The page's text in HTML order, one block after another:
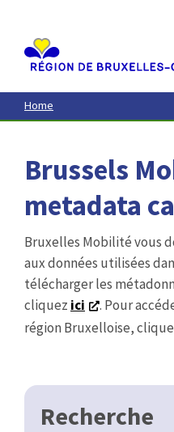
contenu
principal
Home
Brussels
metadata
Bruxelles Mobilité vous
aux données utilisées
télécharger les
cliquez ici
. Pour
région Bruxelloise,
Recherche